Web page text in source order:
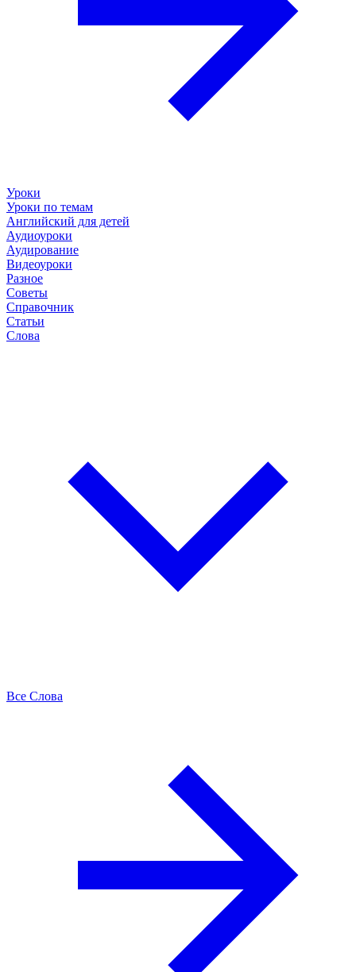
Уроки
Уроки по темам
Английский для детей
Аудиоуроки
Аудирование
Видеоуроки
Разное
Советы
Справочник
Статьи
Слова
Все Слова